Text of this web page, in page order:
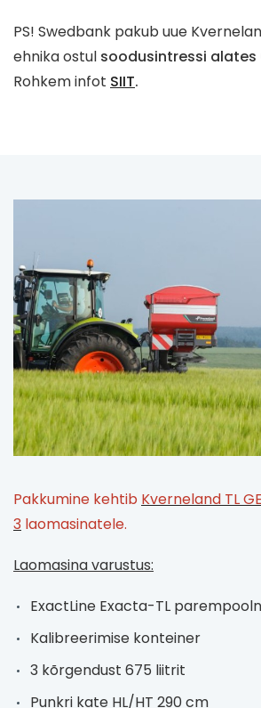
PS! Swedbank pakub uue
ehnika ostul soodusintressi alates
Rohkem infot SIIT.
Pakkumine kehtib Kverneland TL
3 laomasinatele.
Laomasina varustus:
ExactLine Exacta-TL
Kalibreerimise konteiner
3 kõrgendust 675 liitrit
Punkri kate HL/HT 290 cm